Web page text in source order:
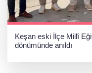
Keşan eski İlçe Millî
dönümünde anıldı